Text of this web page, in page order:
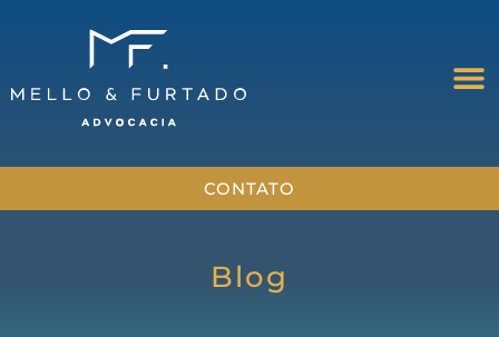
CONTATO
Blog